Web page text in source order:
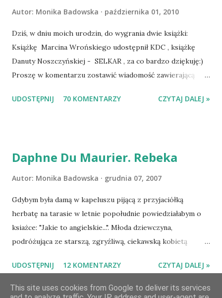
Autor: Monika Badowska października 01, 2010
Dziś, w dniu moich urodzin, do wygrania dwie książki:
Książkę Marcina Wrońskiego udostępnił KDC , książkę
Danuty Noszczyńskiej - SELKAR , za co bardzo dziękuję:)
Proszę w komentarzu zostawić wiadomość zawierającą
Losowanie odbędzie się w niedzielę o 8:00. Zapraszam
UDOSTĘPNIJ 70 KOMENTARZY CZYTAJ DALEJ »
Daphne Du Maurier. Rebeka
Autor: Monika Badowska grudnia 07, 2007
Gdybym była damą w kapeluszu pijącą z przyjaciółką
herbatę na tarasie w letnie popołudnie powiedziałabym o
ksiażce: "Jakie to angielskie...". Młoda dziewczyna,
podróżująca ze starszą, zgryźliwą, ciekawską kobietą
de Wintera, właściciela uroczej posiadłości Manderley,
owdowiałego przed niespełna rokiem. Gdy starsza pani
UDOSTĘPNIJ 12 KOMENTARZY CZYTAJ DALEJ »
This site uses cookies from Google to deliver its services